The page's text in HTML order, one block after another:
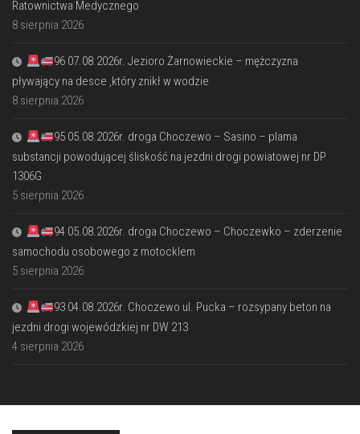
Ratownictwa Medycznego
8 sierpnia 2026
96 07.08.2026r. Jezioro Żarnowieckie – mężczyzna
pływający na desce ,który znikł w wodzie
8 sierpnia 2026
95 05.08.2026r. droga Choczewo – Sasino – plama
substancji powodującej śliskość na jezdni drogi powiatowej nr DP
1306G
5 sierpnia 2026
94 05.08.2026r. droga Choczewo – Choczewko – zderzenie
samochodu osobowego z motocklem
5 sierpnia 2026
93 04.08.2026r. Choczewo ul. Pucka – rozsypany beton na
jezdni drogi wojewódzkiej nr DW 213
4 sierpnia 2026